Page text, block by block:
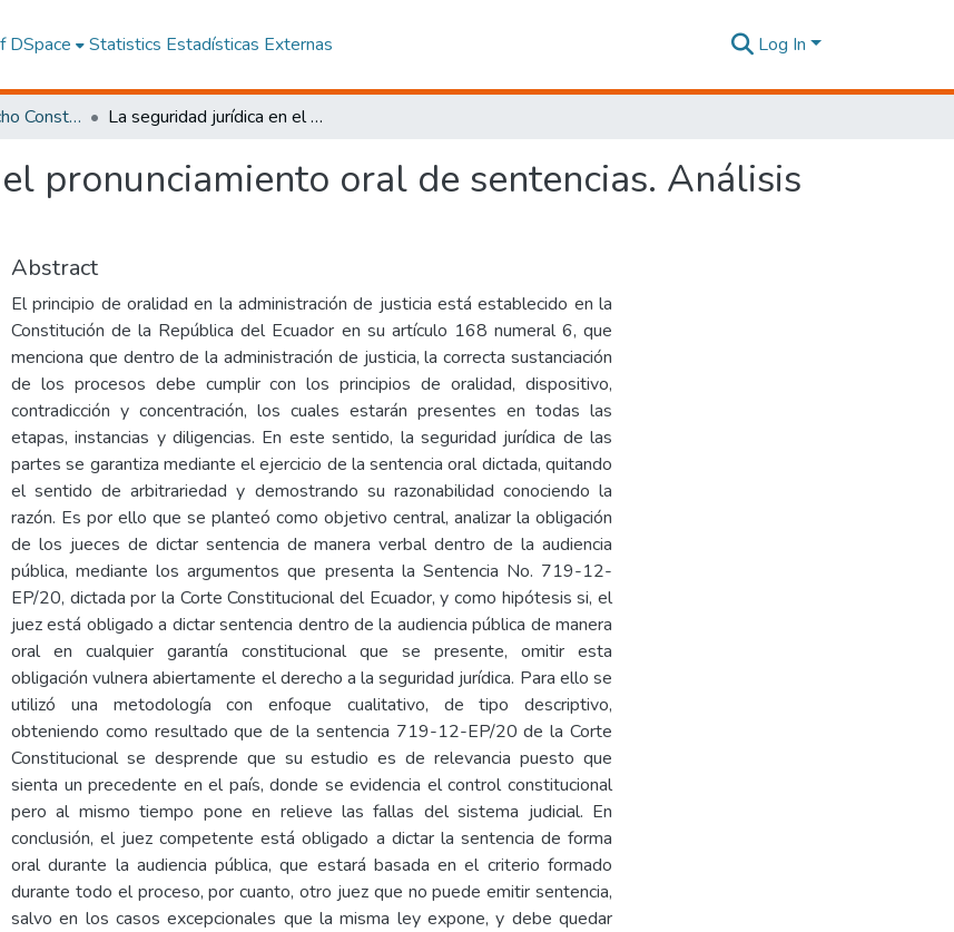
DSpace Statistics Estadísticas Externas Log In
Maestría en Derecho Constitucional con Mención en Derecho Constitucional La seguridad jurídica en el pronunciamiento oral de sentencias. Análisis del caso 719- 12-EP/20
pronunciamiento oral de sentencias. Análisis
Abstract
El principio de oralidad en la administración de justicia está establecido en la
Constitución de la República del Ecuador en su artículo 168 numeral 6, que
menciona que dentro de la administración de justicia, la correcta sustanciación
de los procesos debe cumplir con los principios de oralidad, dispositivo,
contradicción y concentración, los cuales estarán presentes en todas las
etapas, instancias y diligencias. En este sentido, la seguridad jurídica de las
partes se garantiza mediante el ejercicio de la sentencia oral dictada, quitando
el sentido de arbitrariedad y demostrando su razonabilidad conociendo la
razón. Es por ello que se planteó como objetivo central, analizar la obligación
de los jueces de dictar sentencia de manera verbal dentro de la audiencia
pública, mediante los argumentos que presenta la Sentencia No. 719-12-
EP/20, dictada por la Corte Constitucional del Ecuador, y como hipótesis si, el
juez está obligado a dictar sentencia dentro de la audiencia pública de manera
oral en cualquier garantía constitucional que se presente, omitir esta
obligación vulnera abiertamente el derecho a la seguridad jurídica. Para ello se
utilizó una metodología con enfoque cualitativo, de tipo descriptivo,
obteniendo como resultado que de la sentencia 719-12-EP/20 de la Corte
Constitucional se desprende que su estudio es de relevancia puesto que
sienta un precedente en el país, donde se evidencia el control constitucional
pero al mismo tiempo pone en relieve las fallas del sistema judicial. En
conclusión, el juez competente está obligado a dictar la sentencia de forma
oral durante la audiencia pública, que estará basada en el criterio formado
durante todo el proceso, por cuanto, otro juez que no puede emitir sentencia,
salvo en los casos excepcionales que la misma ley expone, y debe quedar